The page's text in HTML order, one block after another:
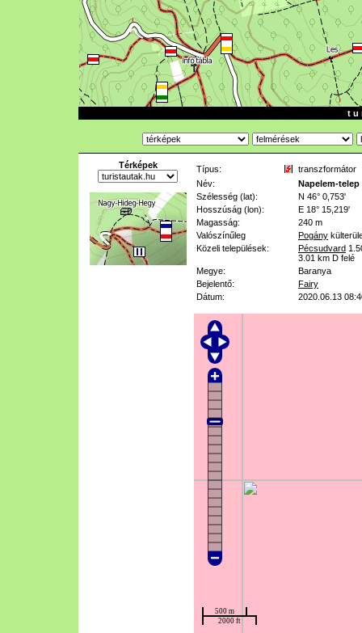
t u
Térképek Típus:
transzformátor
Név:
Napelem-telep
Szélesség (lat):
N 46° 0,753'
Hosszúság (lon):
E 18° 15,219'
Magasság:
240 m
Valószínűleg
Pogány
Közeli települések:
Pécsudvard
3.01 km D felé
Megye:
Baranya
Bejelentő:
Fairy
Dátum:
2020.06.13